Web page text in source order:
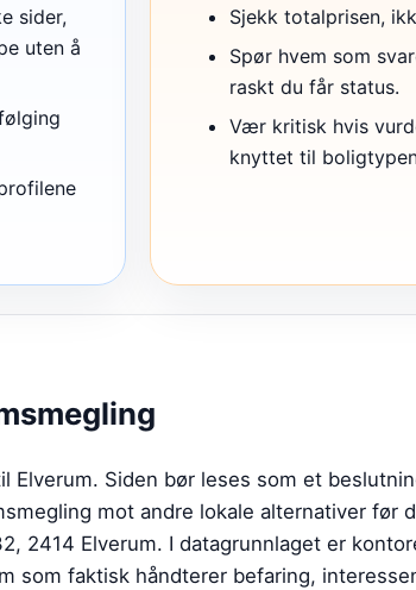
sider,
uten å
Sjekk totalprisen,
Spør hvem som
raskt du får status.
Vær kritisk hvis
knyttet til
Siden bør leses som et
mot andre lokale alternativer før
2414 Elverum. I datagrunnlaget er
som faktisk håndterer befaring,